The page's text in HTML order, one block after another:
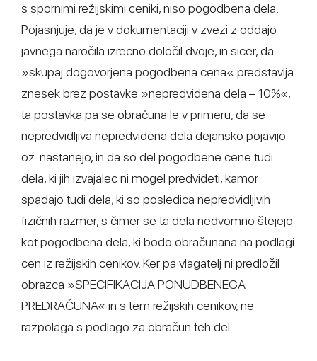
s spornimi režijskimi ceniki, niso pogodbena dela.
Pojasnjuje, da je v dokumentaciji v zvezi z oddajo
javnega naročila izrecno določil dvoje, in sicer, da
»skupaj dogovorjena pogodbena cena« predstavlja
znesek brez postavke »nepredvidena dela – 10%«,
ta postavka pa se obračuna le v primeru, da se
nepredvidljiva nepredvidena dela dejansko pojavijo
oz. nastanejo, in da so del pogodbene cene tudi
dela, ki jih izvajalec ni mogel predvideti, kamor
spadajo tudi dela, ki so posledica nepredvidljivih
fizičnih razmer, s čimer se ta dela nedvomno štejejo
kot pogodbena dela, ki bodo obračunana na podlagi
cen iz režijskih cenikov. Ker pa vlagatelj ni predložil
obrazca »SPECIFIKACIJA PONUDBENEGA
PREDRAČUNA« in s tem režijskih cenikov, ne
razpolaga s podlago za obračun teh del.